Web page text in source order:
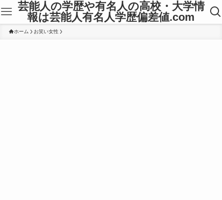
芸能人の学歴や有名人の高校・大学情
報は芸能人有名人学歴偏差値.com
ホーム お笑い女性